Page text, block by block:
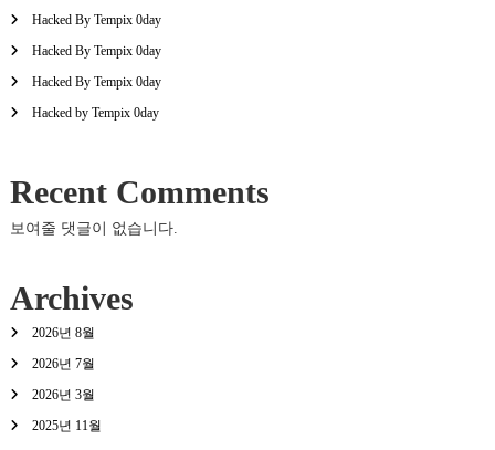
Hacked By Tempix 0day
Hacked By Tempix 0day
Hacked By Tempix 0day
Hacked by Tempix 0day
Recent Comments
보여줄 댓글이 없습니다.
Archives
2026년 8월
2026년 7월
2026년 3월
2025년 11월